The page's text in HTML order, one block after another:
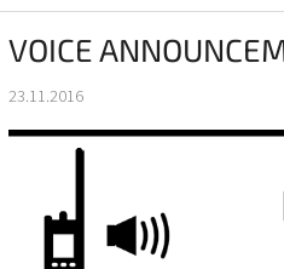
VOICE
23.11.2016